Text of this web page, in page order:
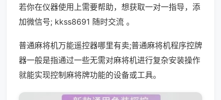
若你在仪器使用上需要帮助，想获取一对一指导，添
加微信号; kkss8691 随时交流 。
普通麻将机万能遥控器哪里有卖;普通麻将机程序控牌
器一般是指通过一些无需对麻将机进行复杂安装操作
就能实现控制麻将牌功能的设备或工具。